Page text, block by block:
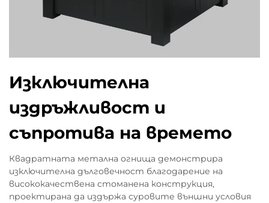
Изключителна
издръжливост и
съпротива на времето
Квадратната метална огнища демонстрира
изключителна дълговечност благодарение на
висококачествена стоманена конструкция,
проектирана да издържа суровите външни условия